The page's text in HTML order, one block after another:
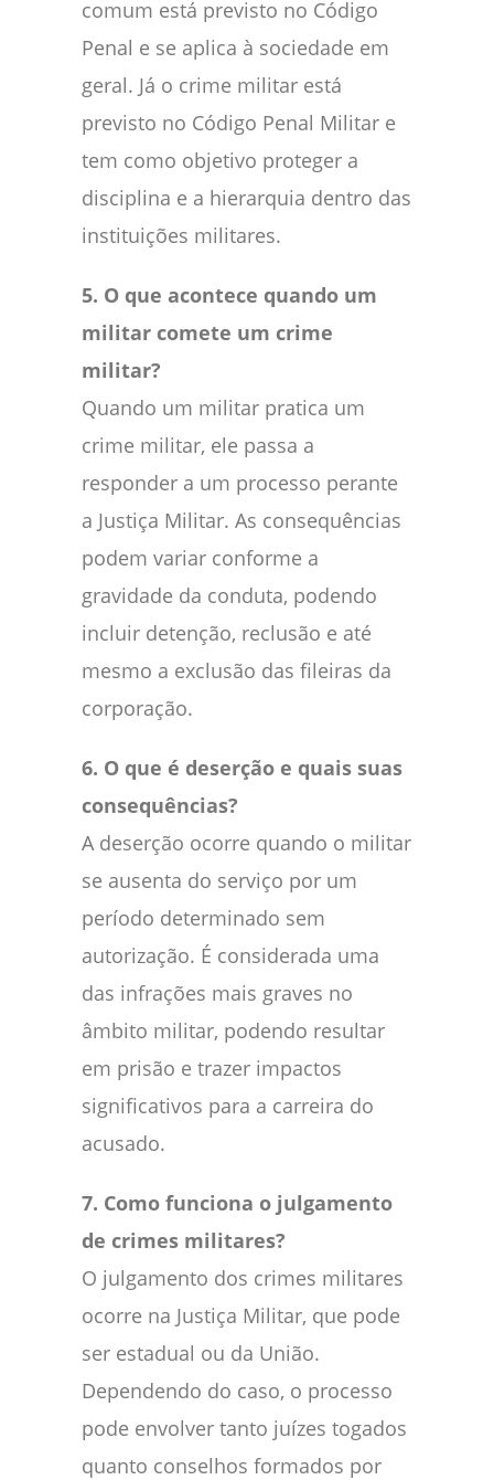
comum está previsto no Código
Penal e se aplica à sociedade em
geral. Já o crime militar está
previsto no Código Penal Militar e
tem como objetivo proteger a
disciplina e a hierarquia dentro das
instituições militares.
5. O que acontece quando um
militar comete um crime
militar?
Quando um militar pratica um
crime militar, ele passa a
responder a um processo perante
a Justiça Militar. As consequências
podem variar conforme a
gravidade da conduta, podendo
incluir detenção, reclusão e até
mesmo a exclusão das fileiras da
corporação.
6. O que é deserção e quais suas
consequências?
A deserção ocorre quando o militar
se ausenta do serviço por um
período determinado sem
autorização. É considerada uma
das infrações mais graves no
âmbito militar, podendo resultar
em prisão e trazer impactos
significativos para a carreira do
acusado.
7. Como funciona o julgamento
de crimes militares?
O julgamento dos crimes militares
ocorre na Justiça Militar, que pode
ser estadual ou da União.
Dependendo do caso, o processo
pode envolver tanto juízes togados
quanto conselhos formados por